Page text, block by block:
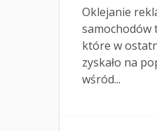
Oklejanie
samochodów
które w
zyskało na
wśród...